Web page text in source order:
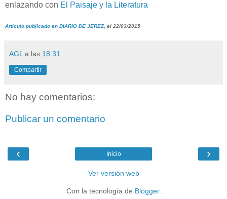
enlazando con El Paisaje y la Literatura
Artículo publicado en DIARIO DE JEREZ, el 22/03/2015
AGL a las 18:31
Compartir
No hay comentarios:
Publicar un comentario
‹ ›
Inicio
Ver versión web
Con la tecnología de Blogger.